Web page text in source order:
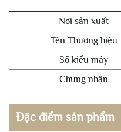
Nơi sản xuất
Tên Thương hiệu
Số kiểu máy
Chứng nhận
Đặc điểm sản phẩm